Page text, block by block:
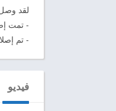
لقد وصل
- تمت
- تم
فيديو